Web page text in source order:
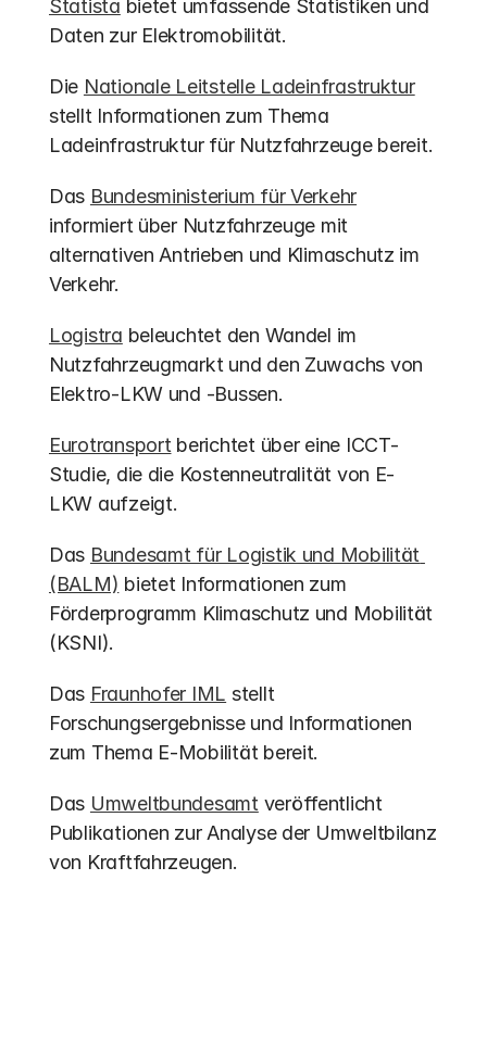
Statista bietet umfassende Statistiken und
Daten zur Elektromobilität.
Die Nationale Leitstelle Ladeinfrastruktur
stellt Informationen zum Thema
Ladeinfrastruktur für Nutzfahrzeuge bereit.
Das Bundesministerium für Verkehr
informiert über Nutzfahrzeuge mit
alternativen Antrieben und Klimaschutz im
Verkehr.
Logistra beleuchtet den Wandel im
Nutzfahrzeugmarkt und den Zuwachs von
Elektro-LKW und -Bussen.
Eurotransport berichtet über eine ICCT-
Studie, die die Kostenneutralität von E-
LKW aufzeigt.
Das Bundesamt für Logistik und Mobilität
(BALM) bietet Informationen zum
Förderprogramm Klimaschutz und Mobilität
(KSNI).
Das Fraunhofer IML stellt
Forschungsergebnisse und Informationen
zum Thema E-Mobilität bereit.
Das Umweltbundesamt veröffentlicht
Publikationen zur Analyse der Umweltbilanz
von Kraftfahrzeugen.